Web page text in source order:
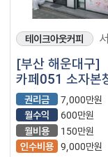
테이크아웃커피
[부산 해운대구]
카페051 소자본
가능한 매장입니
(프랜차이즈/저가
카페/부산카페)
권리금
7,000만원
월수익
600만원
월비용
150만원
인수비용 9,000만원